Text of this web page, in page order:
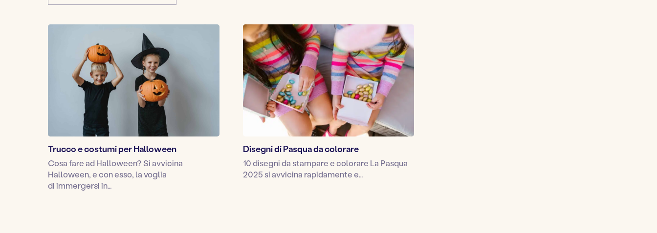
Trucco e costumi per Halloween
Cosa fare ad Halloween? Si avvicina
Halloween, e con esso, la voglia
di immergersi in…
Disegni di Pasqua da colorare
10 disegni da stampare e colorare La Pasqua
2025 si avvicina rapidamente e…